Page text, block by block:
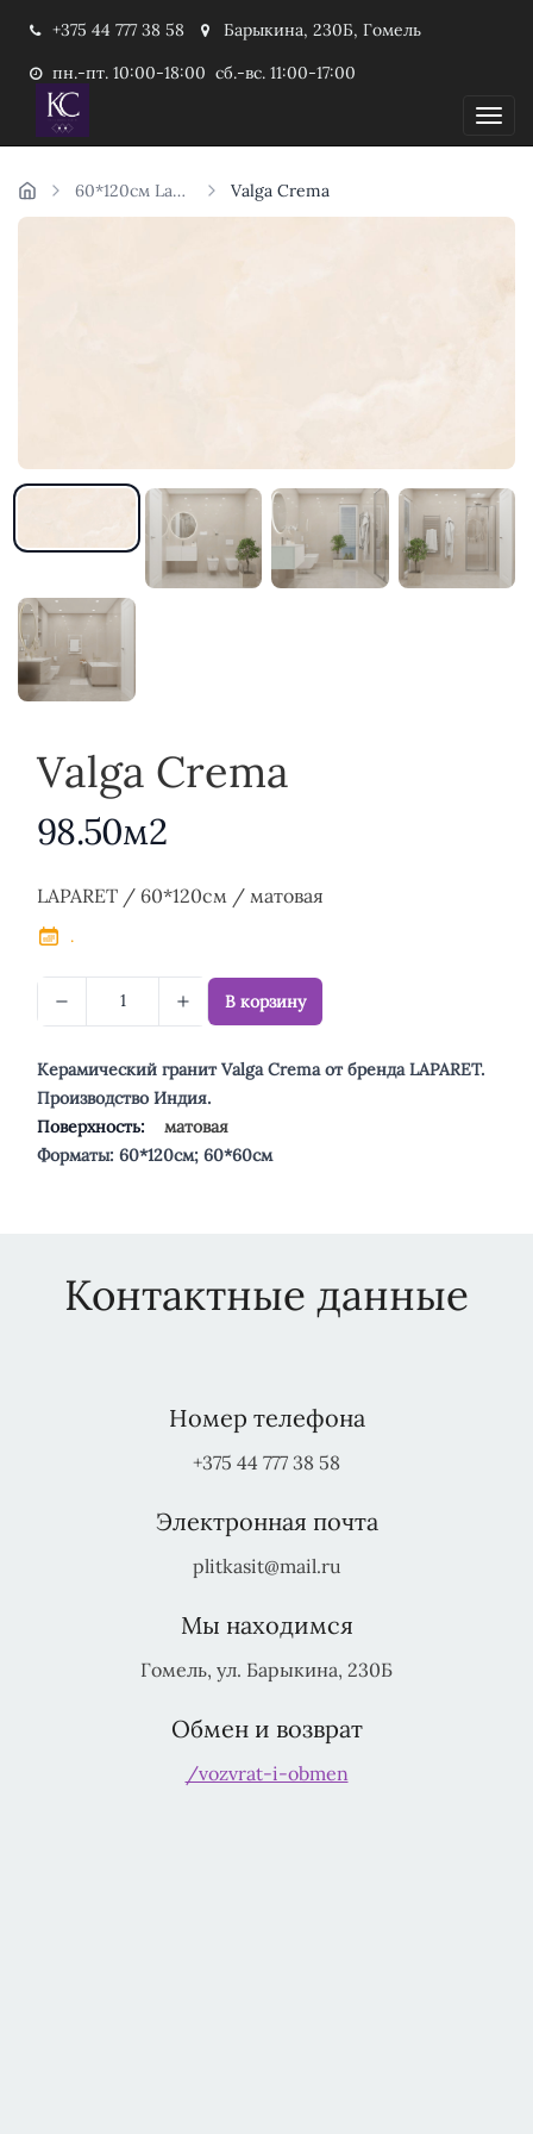
+375 44 777 38 58
Барыкина, 230Б, Гомель
пн.-пт. 10:00-18:00 сб.-вс. 11:00-17:00
60*120см Laparet Индия Valga Crema
Valga Crema
98.50м2
Описание
LAPARET / 60*120см / матовая
.
В корзину
Керамический гранит Valga Crema от бренда LAPARET.
Производство Индия.
Поверхность:
матовая
Форматы: 60*120см; 60*60см
Контактные данные
Номер телефона
+375 44 777 38 58
Электронная почта
plitkasit@mail.ru
Мы находимся
Гомель, ул. Барыкина, 230Б
Обмен и возврат
/vozvrat-i-obmen